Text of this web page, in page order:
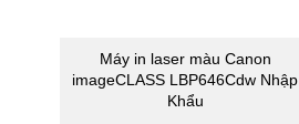
Máy in laser màu Canon
imageCLASS LBP646Cdw Nhập
Khẩu